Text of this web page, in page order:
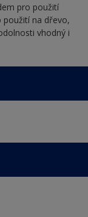
pro použití
použití na dřevo,
vhodný i